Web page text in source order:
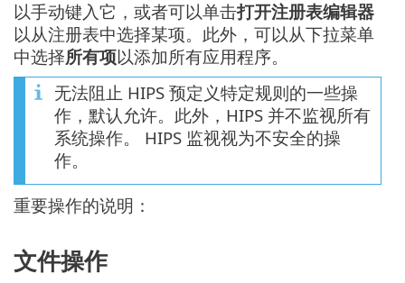
以手动键入它，或者可以单击打开注册表编辑器
以从注册表中选择某项。此外，可以从下拉菜单
中选择所有项以添加所有应用程序。
无法阻止 HIPS 预定义特定规则的一些操
作，默认允许。此外，HIPS 并不监视所有
系统操作。 HIPS 监视视为不安全的操
作。
重要操作的说明：
文件操作